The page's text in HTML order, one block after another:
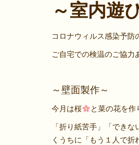
～室内遊
コロナウィルス感染予防
ご自宅での検温のご協力
～壁面製作～
今月は桜 と菜の花を作
「折り紙苦手」「でき
くうちに「もう１人で